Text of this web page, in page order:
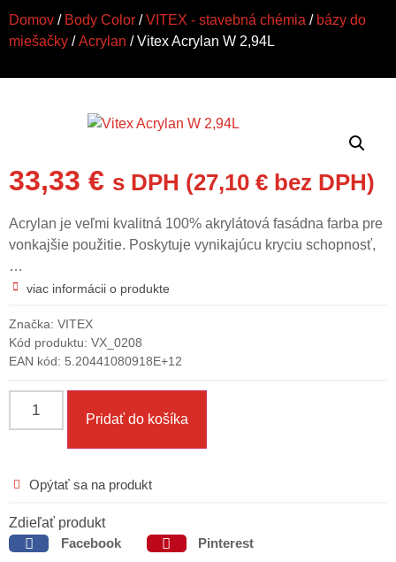
Domov / Body Color /VITEX - stavebná chémia / bázy do
miešačky /Acrylan / Vitex Acrylan W 2,94L
33,33 € s DPH (27,10 € bez DPH)
Acrylan je veľmi kvalitná 100% akrylátová fasádna farba pre
vonkajšie použitie. Poskytuje vynikajúcu kryciu schopnosť,
…
viac informácii o produkte
Značka: VITEX
Kód produktu: VX_0208
EAN kód: 5.20441080918E+12
Pridať do košíka
Opýtať sa na produkt
Zdieľať produkt
Facebook
Pinterest